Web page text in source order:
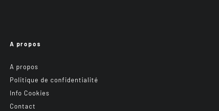
A propos
A propos
Politique de confidentialité
Info Cookies
Contact